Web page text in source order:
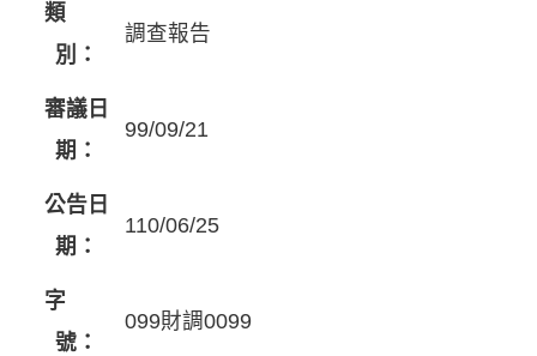
類
別：
調查報告
審議日
期：
99/09/21
公告日
期：
110/06/25
字
號：
099財調0099